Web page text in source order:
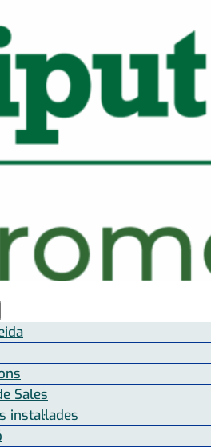
Sales
instal·lades